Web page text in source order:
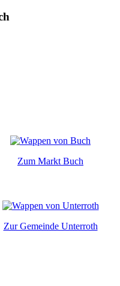
Zum Markt Buch
Zur Gemeinde Unterroth